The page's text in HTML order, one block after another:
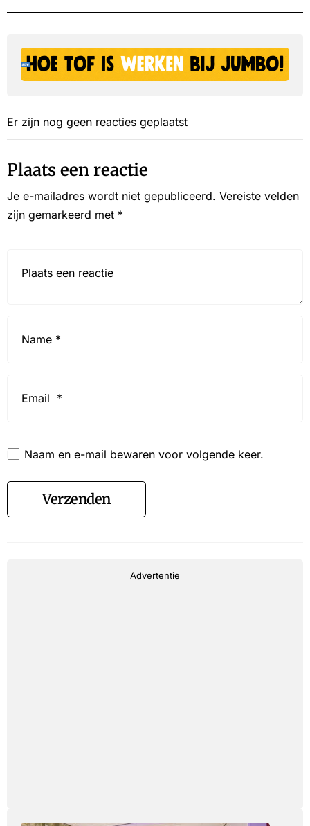
Er zijn nog geen reacties geplaatst
Plaats een reactie
Je e-mailadres wordt niet gepubliceerd. Vereiste velden
zijn gemarkeerd met *
Naam en e-mail bewaren voor volgende keer.
Verzenden
Advertentie